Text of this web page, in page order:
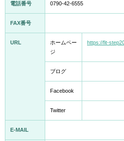
電話番号 0790-42-6555
FAX番号
URL
ホームペー
ジ
https://fit-
ブログ
Facebook
Twitter
E-MAIL